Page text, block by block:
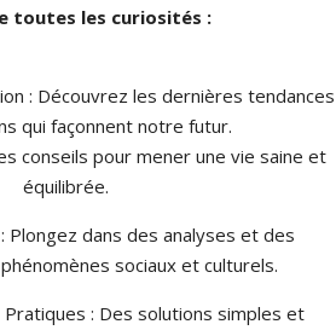
toutes les curiosités :
: Découvrez les dernières tendances
qui façonnent notre futur.
conseils pour mener une vie saine et
équilibrée.
Plongez dans des analyses et des
sociaux et culturels.
Pratiques : Des solutions simples et